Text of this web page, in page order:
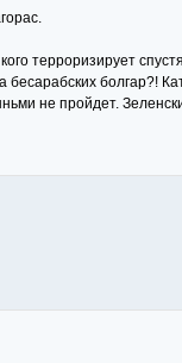
терроризирует
болгар?!
не пройдет.